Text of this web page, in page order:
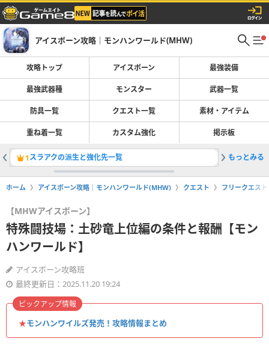
アイスボーン攻略｜モンハンワールド(MHW)
攻略トップ アイスボーン 最強装備
最強武器種 モンスター 武器一覧
防具一覧 クエスト一覧 素材・アイテム
重ね着一覧 カスタム強化 掲示板
1スラアクの派生と強化先一覧 2臨界ブ
もっとみる
ホーム アイスボーン攻略｜モンハンワールド(MHW) クエスト フリークエスト
【MHWアイスボーン】
特殊闘技場：土砂竜上位編の条件と報酬【モン
ハンワールド】
アイスボーン攻略班
最終更新日：2025.11.20 19:24
★モンハンワイルズ発売！攻略情報まとめ
ピックアップ情報